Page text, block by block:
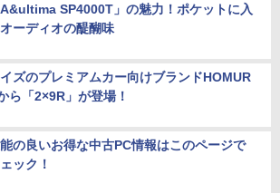
A&ultima SP4000T」の魅力！ポケットに入
ーディオの醍醐味
ズのプレミアムカー向けブランドHOMUR
ら「2×9R」が登場！
の良いお得な中古PC情報はこのページで
ック！